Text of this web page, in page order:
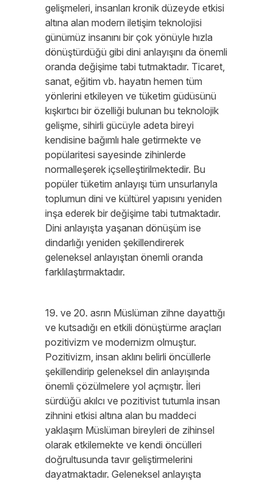
gelişmeleri, insanları kronik düzeyde etkisi
altına alan modern iletişim teknolojisi
günümüz insanını bir çok yönüyle hızla
dönüştürdüğü gibi dini anlayışını da önemli
oranda değişime tabi tutmaktadır. Ticaret,
sanat, eğitim vb. hayatın hemen tüm
yönlerini etkileyen ve tüketim güdüsünü
kışkırtıcı bir özelliği bulunan bu teknolojik
gelişme, sihirli gücüyle adeta bireyi
kendisine bağımlı hale getirmekte ve
popülaritesi sayesinde zihinlerde
normalleşerek içselleştirilmektedir. Bu
popüler tüketim anlayışı tüm unsurlarıyla
toplumun dini ve kültürel yapısını yeniden
inşa ederek bir değişime tabi tutmaktadır.
Dini anlayışta yaşanan dönüşüm ise
dindarlığı yeniden şekillendirerek
geleneksel anlayıştan önemli oranda
farklılaştırmaktadır.
19. ve 20. asrın Müslüman zihne dayattığı
ve kutsadığı en etkili dönüştürme araçları
pozitivizm ve modernizm olmuştur.
Pozitivizm, insan aklını belirli öncüllerle
şekillendirip geleneksel din anlayışında
önemli çözülmelere yol açmıştır. İleri
sürdüğü akılcı ve pozitivist tutumla insan
zihnini etkisi altına alan bu maddeci
yaklaşım Müslüman bireyleri de zihinsel
olarak etkilemekte ve kendi öncülleri
doğrultusunda tavır geliştirmelerini
dayatmaktadır. Geleneksel anlayışta